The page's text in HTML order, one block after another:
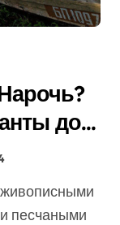
до
песчаными